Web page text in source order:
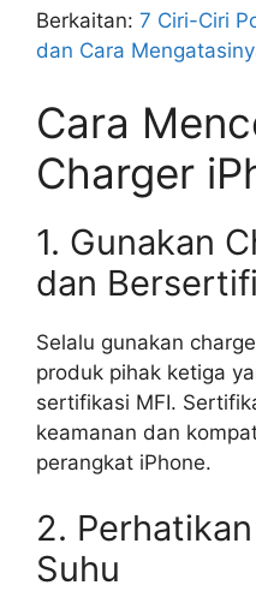
Berkaitan: 7 Ciri-Ciri
dan Cara
Cara
Charger
1. Gunakan
dan
Selalu gunakan
produk pihak ketiga
sertifikasi MFI.
keamanan dan
perangkat iPhone.
2.
Suhu